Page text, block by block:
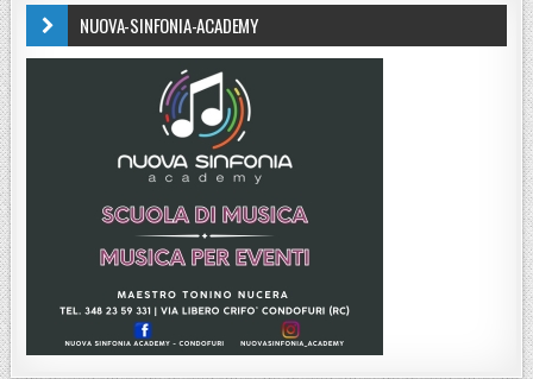
NUOVA-SINFONIA-ACADEMY